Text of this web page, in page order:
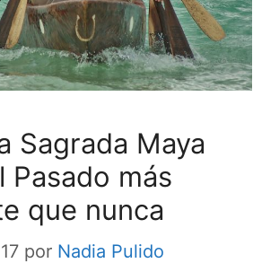
Sagrada Maya
Pasado más
que nunca
por Nadia Pulido